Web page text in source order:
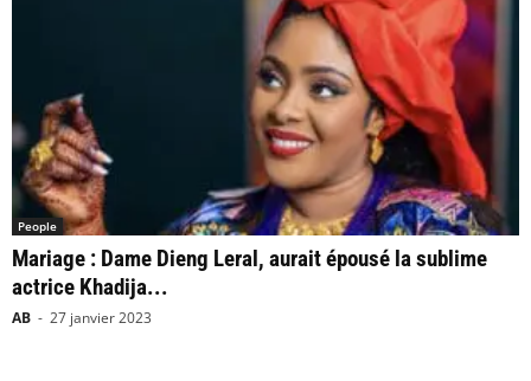
People
Mariage : Dame Dieng Leral, aurait épousé la sublime
actrice Khadija...
AB - 27 janvier 2023